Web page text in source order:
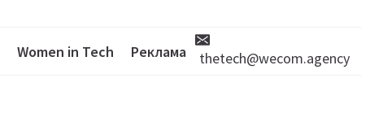
Women in Tech Реклама thetech@wecom.agency